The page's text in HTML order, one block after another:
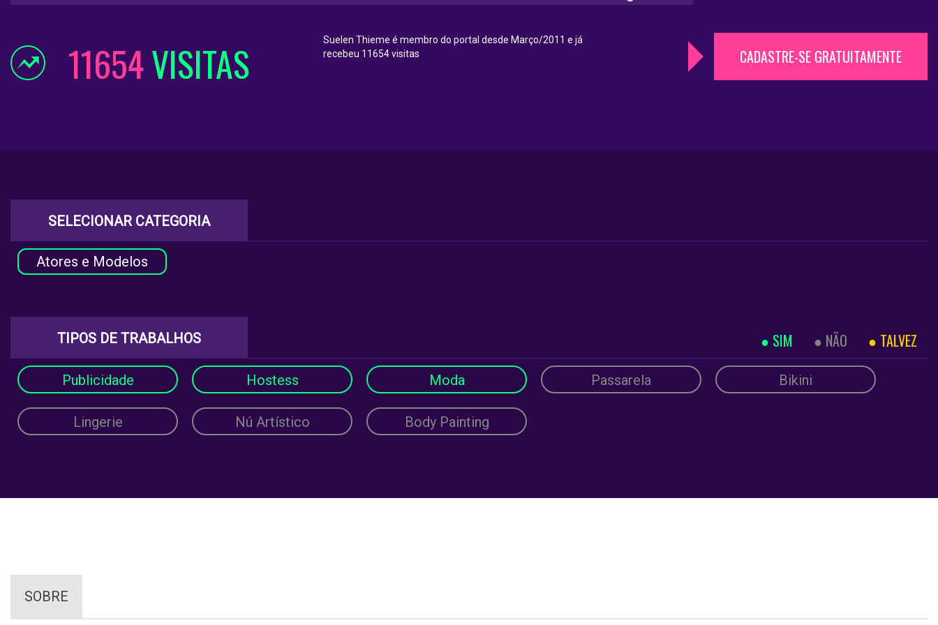
11654VISITAS
Suelen Thieme é membro do portal desde Março/2011 e já
recebeu 11654 visitas
CADASTRE-SE GRATUITAMENTE
SELECIONAR CATEGORIA
Atores e Modelos
TIPOS DE TRABALHOS SIM NÃO TALVEZ
Publicidade Hostess Moda Passarela Bikini
Lingerie Nú Artístico Body Painting
SOBRE